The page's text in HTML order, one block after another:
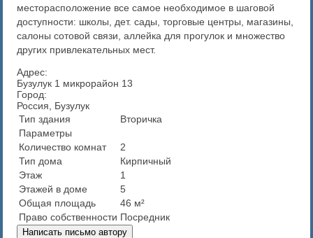
месторасположение все самое необходимое в шаговой
доступности: школы, дет. сады, торговые центры, магазины,
салоны сотовой связи, аллейка для прогулок и множество
других привлекательных мест.
Адрес:
Бузулук 1 микрорайон 13
Город:
Россия, Бузулук
Тип здания
Вторичка
Параметры
Количество комнат
2
Тип дома
Кирпичный
Этаж
1
Этажей в доме
5
Общая площадь
46 м²
Право собственности Посредник
Написать письмо автору